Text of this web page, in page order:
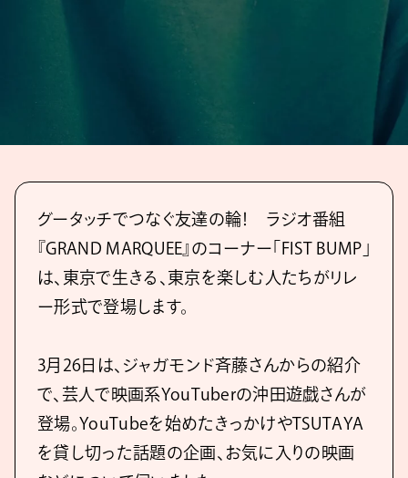
グータッチでつなぐ友達の輪！ ラジオ番組
『GRAND MARQUEE』のコーナー「FIST BUMP」
は、東京で生きる、東京を楽しむ人たちがリレ
ー形式で登場します。
3月26日は、ジャガモンド斉藤さんからの紹介
で、芸人で映画系YouTuberの沖田遊戯さんが
登場。YouTubeを始めたきっかけやTSUTAYA
を貸し切った話題の企画、お気に入りの映画